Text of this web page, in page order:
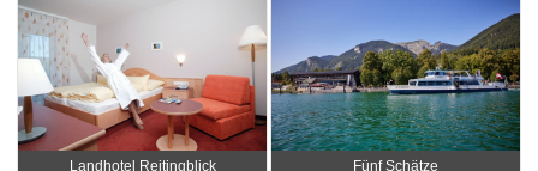
Landhotel Reitingblick Fünf Schätze